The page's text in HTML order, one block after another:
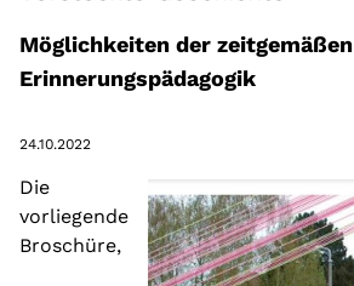
Bildungsprojekte
Über uns
Kontakt
Newsletter
Möglichkeiten der zeitgemäßen
Erinnerungspädagogik
24.10.2022
Die
vorliegende
Broschüre,